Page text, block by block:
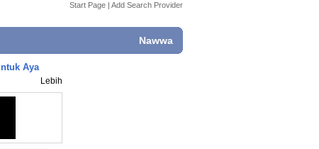
Start Page | Add Search Provider
Nawwa
Aya
Lebih